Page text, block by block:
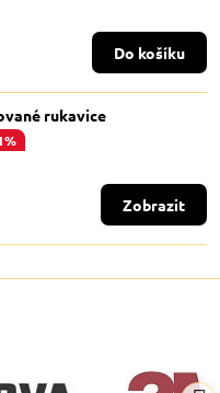
Do košíku
rukavice
Zobrazit